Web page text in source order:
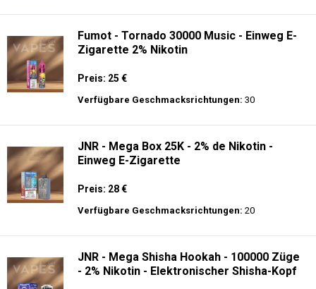
Fumot - Tornado 30000 Music - Einweg E-
Zigarette 2% Nikotin
Preis: 25 €
Verfügbare Geschmacksrichtungen: 30
JNR - Mega Box 25K - 2% de Nikotin -
Einweg E-Zigarette
Preis: 28 €
Verfügbare Geschmacksrichtungen: 20
JNR - Mega Shisha Hookah - 100000 Züge
- 2% Nikotin - Elektronischer Shisha-Kopf